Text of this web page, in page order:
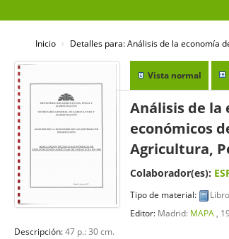
Inicio › Detalles para:Análisis de la economía
Vista normal
Análisis de la
económicos
Agricultura,
Colaborador(es):
Tipo de material:
Libro
Editor: Madrid: MAPA ,
Descripción:47 p.: 30 cm.